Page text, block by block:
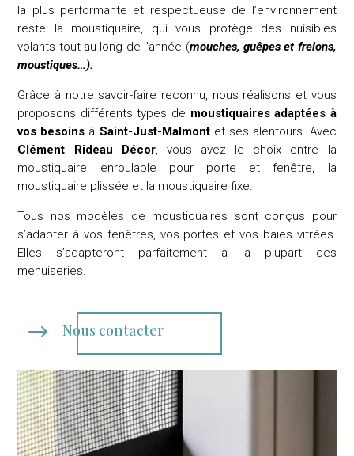
la plus performante et respectueuse de l’environnement
reste la moustiquaire, qui vous protège des nuisibles
volants tout au long de l’année (mouches, guêpes et frelons,
moustiques…).
Grâce à notre savoir-faire reconnu, nous réalisons et vous
proposons différents types de moustiquaires adaptées à
vos besoins à Saint-Just-Malmontet ses alentours. Avec
Clément Rideau Décor, vous avez le choix entre la
moustiquaire enroulable pour porte et fenêtre, la
moustiquaire plissée et la moustiquaire fixe.
Tous nos modèles de moustiquaires sont conçus pour
s’adapter à vos fenêtres, vos portes et vos baies vitrées.
Elles s’adapteront parfaitement à la plupart des
menuiseries.
$ Nous contacter